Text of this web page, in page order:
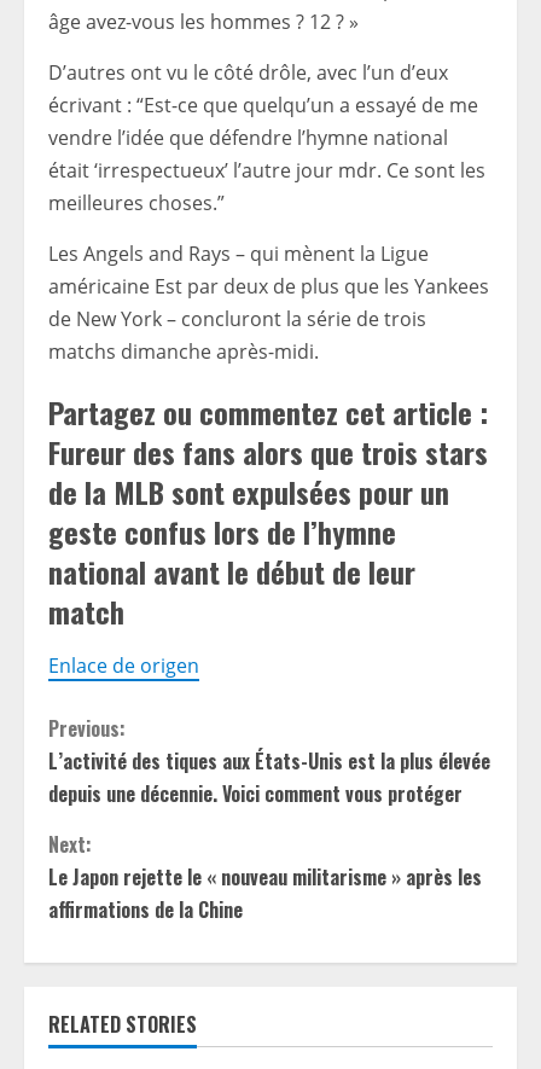
âge avez-vous les hommes ? 12 ? »
D’autres ont vu le côté drôle, avec l’un d’eux
écrivant : “Est-ce que quelqu’un a essayé de me
vendre l’idée que défendre l’hymne national
était ‘irrespectueux’ l’autre jour mdr. Ce sont les
meilleures choses.”
Les Angels and Rays – qui mènent la Ligue
américaine Est par deux de plus que les Yankees
de New York – concluront la série de trois
matchs dimanche après-midi.
Partagez ou commentez cet article :
Fureur des fans alors que trois stars
de la MLB sont expulsées pour un
geste confus lors de l’hymne
national avant le début de leur
match
Enlace de origen
C
o
n
t
u
Previous:
L’activité des tiques aux États-Unis est la plus élevée
depuis une décennie. Voici comment vous protéger
Next:
Le Japon rejette le « nouveau militarisme » après les
affirmations de la Chine
RELATED STORIES